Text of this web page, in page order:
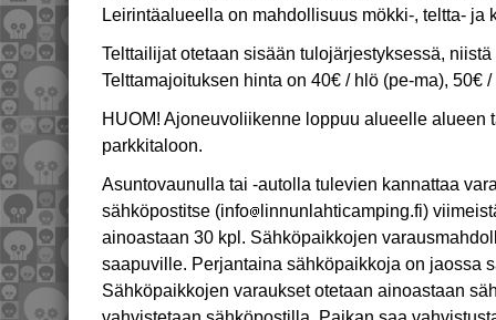
Leirintäalueella on mahdollisuus mökki-, teltta- ja
Telttailijat otetaan sisään tulojärjestyksessä,
Telttamajoituksen hinta on 40€ / hlö (pe-ma), 50€
HUOM! Ajoneuvoliikenne loppuu alueelle alueen
parkkitaloon.
Asuntovaunulla tai -autolla tulevien kannattaa
sähköpostitse (info
linnunlahticamping.fi)
ainoastaan 30 kpl. Sähköpaikkojen
saapuville. Perjantaina sähköpaikkoja on jaossa
Sähköpaikkojen varaukset otetaan ainoastaan